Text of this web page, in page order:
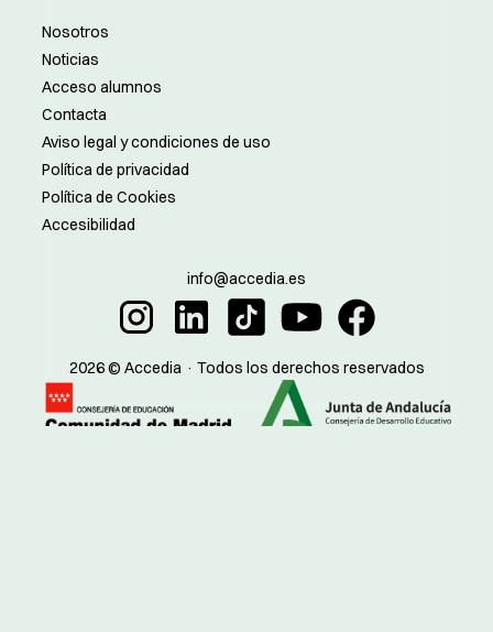
Nosotros
Noticias
Acceso alumnos
Contacta
Aviso legal y condiciones de uso
Política de privacidad
Política de Cookies
Accesibilidad
info@accedia.es
2026 © Accedia · Todos los derechos reservados